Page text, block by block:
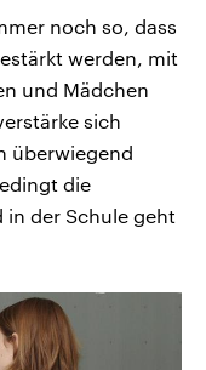
noch so, dass
werden, mit
und Mädchen
sich
überwiegend
die
der Schule geht